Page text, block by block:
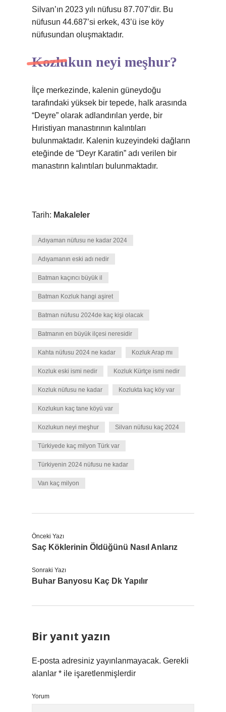
Silvan’ın 2023 yılı nüfusu 87.707’dir. Bu
nüfusun 44.687’si erkek, 43’ü ise köy
nüfusundan oluşmaktadır.
Kozlukun neyi meşhur?
İlçe merkezinde, kalenin güneydoğu
tarafındaki yüksek bir tepede, halk arasında
“Deyre” olarak adlandırılan yerde, bir
Hıristiyan manastırının kalıntıları
bulunmaktadır. Kalenin kuzeyindeki dağların
eteğinde de “Deyr Karatin” adı verilen bir
manastırın kalıntıları bulunmaktadır.
Tarih: Makaleler
Adıyaman nüfusu ne kadar 2024
Adıyamanın eski adı nedir
Batman kaçıncı büyük il
Batman Kozluk hangi aşiret
Batman nüfusu 2024de kaç kişi olacak
Batmanın en büyük ilçesi neresidir
Kahta nüfusu 2024 ne kadar Kozluk Arap mı
Kozluk eski ismi nedir Kozluk Kürtçe ismi nedir
Kozluk nüfusu ne kadar Kozlukta kaç köy var
Kozlukun kaç tane köyü var
Kozlukun neyi meşhur Silvan nüfusu kaç 2024
Türkiyede kaç milyon Türk var
Türkiyenin 2024 nüfusu ne kadar
Van kaç milyon
Önceki Yazı
Saç Köklerinin Öldüğünü Nasıl Anlarız
Sonraki Yazı
Buhar Banyosu Kaç Dk Yapılır
Bir yanıt yazın
E-posta adresiniz yayınlanmayacak. Gerekli
alanlar * ile işaretlenmişlerdir
Yorum